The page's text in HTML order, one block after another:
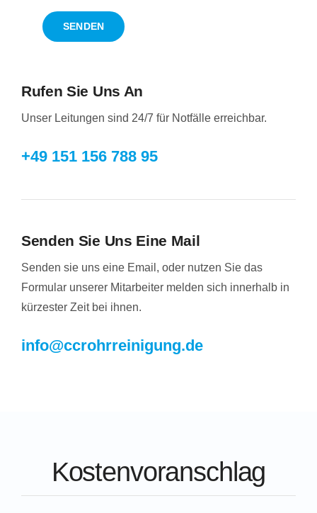
SENDEN
Rufen Sie Uns An
Unser Leitungen sind 24/7 für Notfälle erreichbar.
+49 151 156 788 95
Senden Sie Uns Eine Mail
Senden sie uns eine Email, oder nutzen Sie das
Formular unserer Mitarbeiter melden sich innerhalb in
kürzester Zeit bei ihnen.
info@ccrohrreinigung.de
Kostenvoranschlag